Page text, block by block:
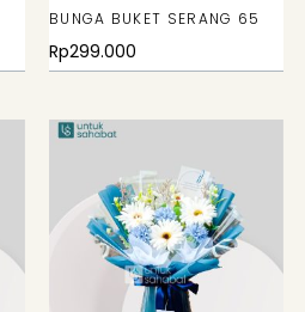
BUNGA BUKET SERANG 65
Rp299.000